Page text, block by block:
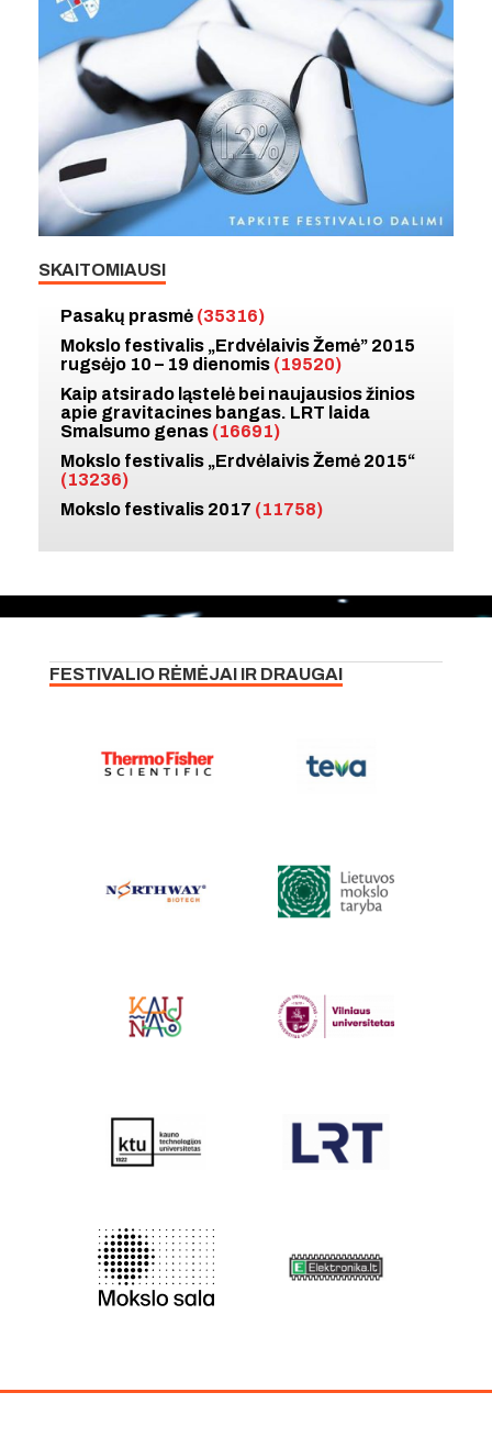
SKAITOMIAUSI
Pasakų prasmė (35316)
Mokslo festivalis „Erdvėlaivis Žemė” 2015
rugsėjo 10 – 19 dienomis (19520)
Kaip atsirado ląstelė bei naujausios žinios
apie gravitacines bangas. LRT laida
Smalsumo genas (16691)
Mokslo festivalis „Erdvėlaivis Žemė 2015“
(13236)
Mokslo festivalis 2017 (11758)
FESTIVALIO RĖMĖJAI IR DRAUGAI